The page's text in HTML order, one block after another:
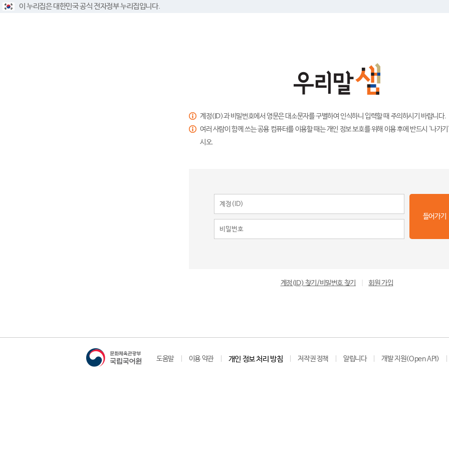
이 누리집은 대한민국 공식 전자정부 누리집입니다.
계정(ID)과 비밀번호에서 영문은 대소문자를 구별하여 인식하니 입력할 때 주의하시기 바랍니다.
여러 사람이 함께 쓰는 공용 컴퓨터를 이용할 때는 개인 정보 보호를 위해 이용 후에 반드시 '나가
시오.
들어가기
계정(ID) 찾기/비밀번호 찾기 회원 가입
도움말 이용 약관 개인 정보 처리 방침 저작권 정책 알립니다 개발 지원(Open API)